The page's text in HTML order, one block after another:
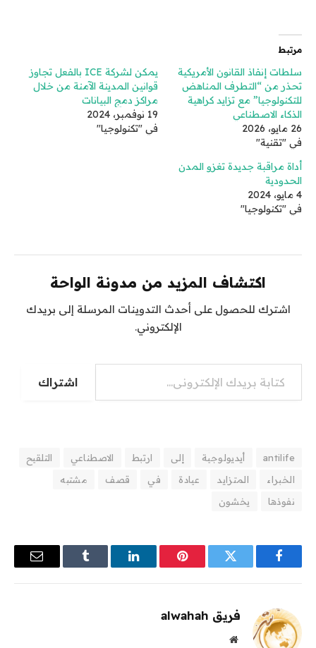
مرتبط
سلطات إنفاذ القانون الأمريكية
تحذر من “التطرف المناهض
للتكنولوجيا” مع تزايد كراهية
الذكاء الاصطناعي
26 مايو، 2026
في "تقنية"
يمكن لشركة ICE بالفعل تجاوز
قوانين المدينة الآمنة من خلال
مراكز دمج البيانات
19 نوفمبر، 2024
في "تكنولوجيا"
أداة مراقبة جديدة تغزو المدن
الحدودية
4 مايو، 2024
في "تكنولوجيا"
اكتشاف المزيد من مدونة الواحة
اشترك للحصول على أحدث التدوينات المرسلة إلى بريدك
الإلكتروني.
كتابة بريدك الإلكتروني...
اشتراك
antilife أيديولوجية إلى ارتبط الاصطناعي
التلقيح
الخبراء
المتزايد عيادة في قصف
مشتبه
نفوذها
يخشون
فيسبوك تويتر بينتيريستلينكدإن Tumblr
البريد
فريق alwahah
موقع